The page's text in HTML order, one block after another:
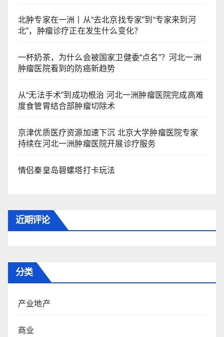
北肿专家在一洲丨从“去北京找专家”到“专家来到河
北”，肿瘤诊疗正在发生什么变化？
一杯奶茶，为什么会被国家卫健委“点名”？河北一洲
肿瘤医院看到的防癌新趋势
从“无法手术”到成功根治 河北一洲肿瘤医院完成高难
度食管胃结合部肿瘤切除术
京津优质医疗资源加速下沉 北京大学肿瘤医院专家
持续在河北一洲肿瘤医院开展诊疗服务
情侣秦皇岛碧螺塔打卡玩法
近期评论
分类
产业地产
商业